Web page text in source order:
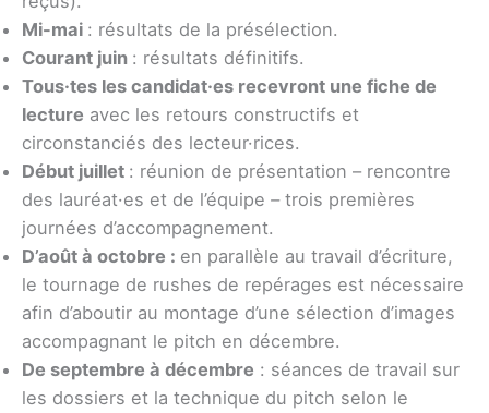
Mi-mai : résultats de la présélection.
Courant juin : résultats définitifs.
Tous·tes les candidat·es recevront une fiche de
lecture avec les retours constructifs et
circonstanciés des lecteur·rices.
Début juillet : réunion de présentation – rencontre
des lauréat·es et de l’équipe – trois premières
journées d’accompagnement.
D’août à octobre : en parallèle au travail d’écriture,
le tournage de rushes de repérages est nécessaire
afin d’aboutir au montage d’une sélection d’images
accompagnant le pitch en décembre.
De septembre à décembre : séances de travail sur
les dossiers et la technique du pitch selon le